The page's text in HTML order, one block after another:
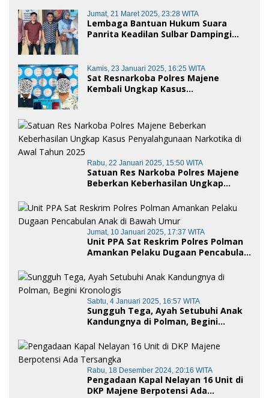
Jumat, 21 Maret 2025, 23:28 WITA
Lembaga Bantuan Hukum Suara
Panrita Keadilan Sulbar Dampingi
Polman
Kamis, 23 Januari 2025, 16:25 WITA
Sat Resnarkoba Polres Majene
Kembali Ungkap Kasus
Rabu, 22 Januari 2025, 15:50 WITA
Satuan Res Narkoba Polres Majene
Beberkan Keberhasilan Ungkap
Awal Tahun 2025
Jumat, 10 Januari 2025, 17:37 WITA
Unit PPA Sat Reskrim Polres Polman
Amankan Pelaku Dugaan Pencabulan
Sabtu, 4 Januari 2025, 16:57 WITA
Sungguh Tega, Ayah Setubuhi Anak
Kandungnya di Polman, Begini
Rabu, 18 Desember 2024, 20:16 WITA
Pengadaan Kapal Nelayan 16 Unit di
DKP Majene Berpotensi Ada